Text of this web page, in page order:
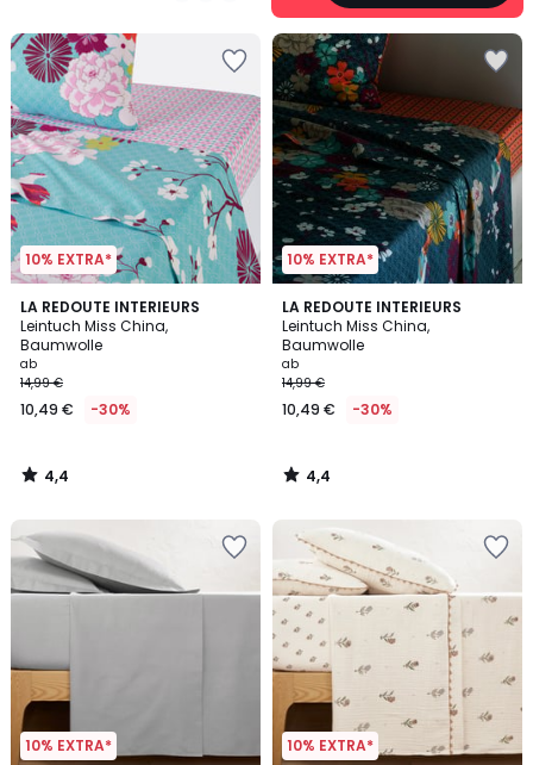
10% EXTRA*
LA REDOUTE INTERIEURS
Leintuch Miss China,
Baumwolle
ab
14,99 €
10,49 € -30%
4,4
/ 5
4,4
/
10% EXTRA*
LA REDOUTE INTERIEURS
Leintuch Miss China,
Baumwolle
ab
14,99 €
10,49 € -30%
4,4
/ 5
4,4
/
10% EXTRA* 10% EXTRA*